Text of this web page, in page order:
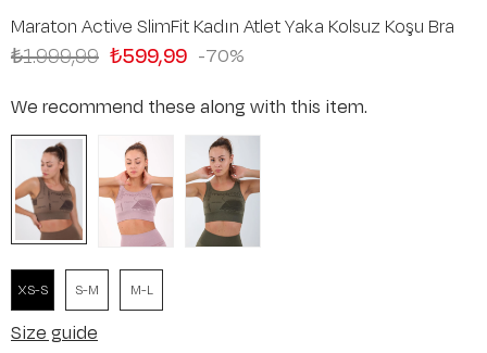
Maraton Active SlimFit Kadın Atlet Yaka Kolsuz Koşu Bra
70
₺1.999,99 ₺599,99
We recommend these along with this item.
XS-S S-M M-L
Size guide